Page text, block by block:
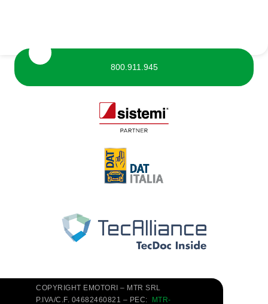
800.911.945
COPYRIGHT EMOTORI – MTR SRL
P.IVA/C.F. 04682460821 – PEC:
MTR-